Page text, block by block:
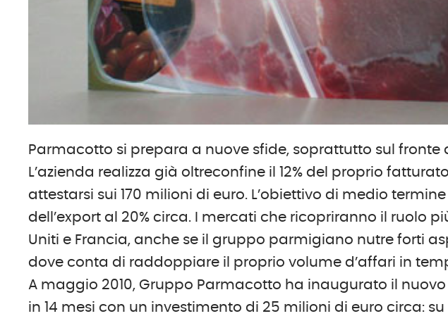
Parmacotto si prepara a nuove sfide, soprattutto sul fronte
L’azienda realizza già oltreconfine il 12% del proprio
attestarsi sui 170 milioni di euro. L’obiettivo di medio
dell’export al 20% circa. I mercati che ricopriranno il ruolo
Uniti e Francia, anche se il gruppo parmigiano nutre forti
dove conta di raddoppiare il proprio volume d’affari in
A maggio 2010, Gruppo Parmacotto ha inaugurato il
in 14 mesi con un investimento di 25 milioni di euro circa: